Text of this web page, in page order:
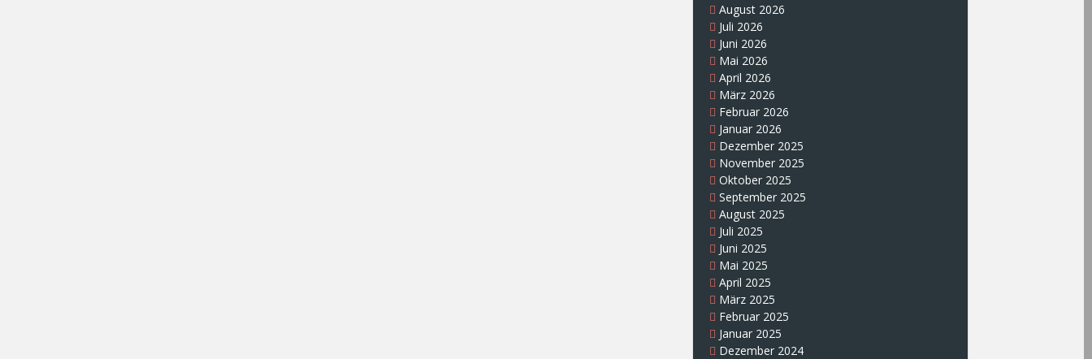
August 2026
Juli 2026
Juni 2026
Mai 2026
April 2026
März 2026
Februar 2026
Januar 2026
Dezember 2025
November 2025
Oktober 2025
September 2025
August 2025
Juli 2025
Juni 2025
Mai 2025
April 2025
März 2025
Februar 2025
Januar 2025
Dezember 2024